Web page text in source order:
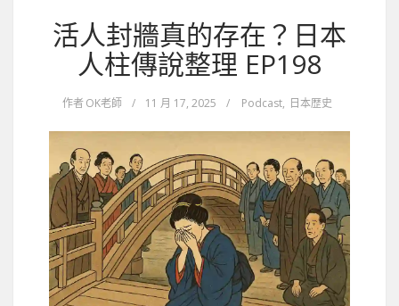
活人封牆真的存在？日本
人柱傳說整理 EP198
作者OK老師 / 11 月 17, 2025 / Podcast, 日本歴史